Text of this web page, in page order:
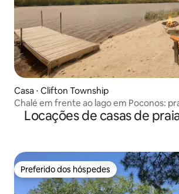
Casa ⋅ Clifton Township
Chalé em frente ao lago em Poconos:
fogueira
Locações de casas de
Preferido dos hóspedes
Preferido dos hóspedes